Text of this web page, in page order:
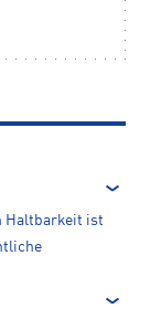
Haltbarkeit ist